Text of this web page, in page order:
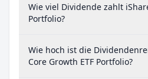
Wie viel Dividende zahlt
Portfolio?
Wie hoch ist die
Core Growth ETF Portfolio?